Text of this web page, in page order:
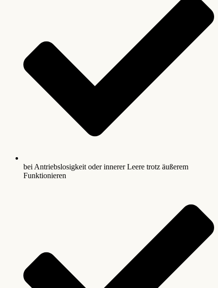
bei Antriebslosigkeit oder innerer Leere trotz äußerem
Funktionieren